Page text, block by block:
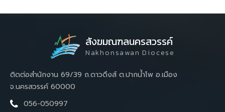
สังฆมณฑลนครสวรรค์
Nakhonsawan Diocese
ติดต่อสำนักงาน 69/39 ถ.ดาวดึงส์ ต.ปากน้ำโพ อ.เมือง
จ.นครสวรรค์ 60000
056-050997